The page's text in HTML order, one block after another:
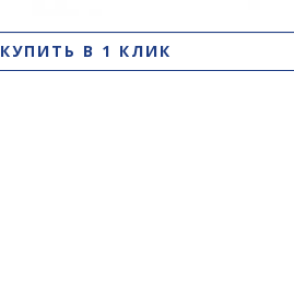
КУПИТЬ В 1 КЛИК